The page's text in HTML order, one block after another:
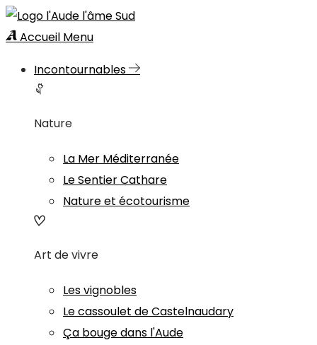
Accueil Menu
Incontournables
Nature
La Mer Méditerranée
Le Sentier Cathare
Nature et écotourisme
Art de vivre
Les vignobles
Le cassoulet de Castelnaudary
Ça bouge dans l'Aude